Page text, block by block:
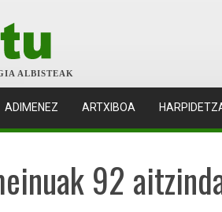
ALBISTEAK
ADIMENEZ ARTXIBOA
92